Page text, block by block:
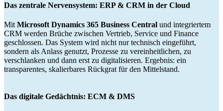
Das zentrale Nervensystem: ERP & CRM in der Cloud
Mit Microsoft Dynamics 365 Business Central und integriertem
CRM werden Brüche zwischen Vertrieb, Service und Finance
geschlossen. Das System wird nicht nur technisch eingeführt,
sondern als Anlass genutzt, Prozesse zu vereinheitlichen, zu
verschlanken und dann erst zu digitalisieren. Ergebnis: ein
transparentes, skalierbares Rückgrat für den Mittelstand.
Das digitale Gedächtnis: ECM & DMS